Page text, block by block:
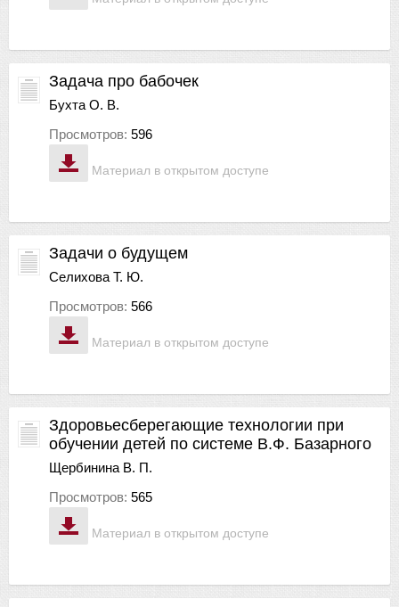
Материал в открытом доступе
Задача про бабочек
Бухта О. В.
Просмотров: 596
Материал в открытом доступе
Задачи о будущем
Селихова Т. Ю.
Просмотров: 566
Материал в открытом доступе
Здоровьесберегающие технологии при
обучении детей по системе В.Ф. Базарного
Щербинина В. П.
Просмотров: 565